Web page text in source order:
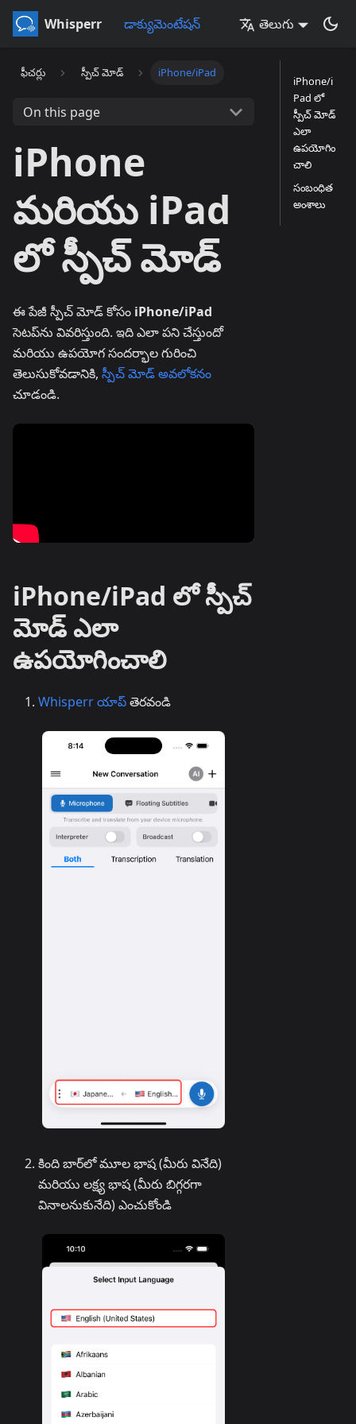
Whisperr డాక్యుమెంటేషన్ తెలుగు
ఫీచర్లు స్పీచ్ మోడ్ iPhone/iPad
On this page
iPhone
మరియు iPad
లో స్పీచ్ మోడ్
ఈ పేజీ స్పీచ్ మోడ్ కోసం iPhone/iPad
సెటప్‌ను వివరిస్తుంది. ఇది ఎలా పని చేస్తుందో
మరియు ఉపయోగ సందర్భాల గురించి
తెలుసుకోవడానికి, స్పీచ్ మోడ్ అవలోకనం
చూడండి.
iPhone/iPad లో స్పీచ్
మోడ్ ఎలా
ఉపయోగించాలి
Whisperr యాప్తెరవండి
కింది బార్‌లో మూల భాష (మీరు వినేది)
మరియు లక్ష్య భాష (మీరు బిగ్గరగా
వినాలనుకునేది) ఎంచుకోండి
iPhone/i
Pad లో
స్పీచ్ మోడ్
ఎలా
ఉపయోగిం
చాలి
సంబంధిత
అంశాలు